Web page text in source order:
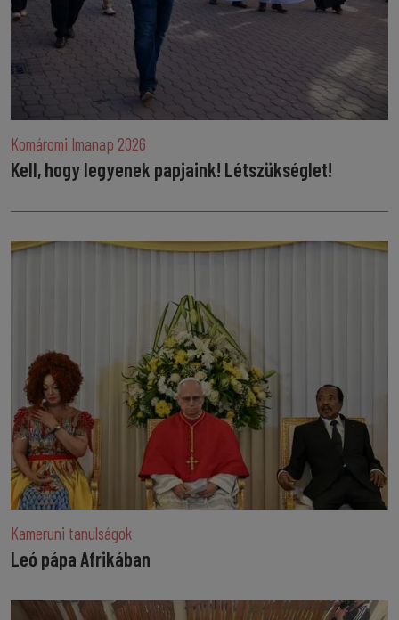
Komáromi Imanap 2026
Kell, hogy legyenek papjaink! Létszükséglet!
Kameruni tanulságok
Leó pápa Afrikában